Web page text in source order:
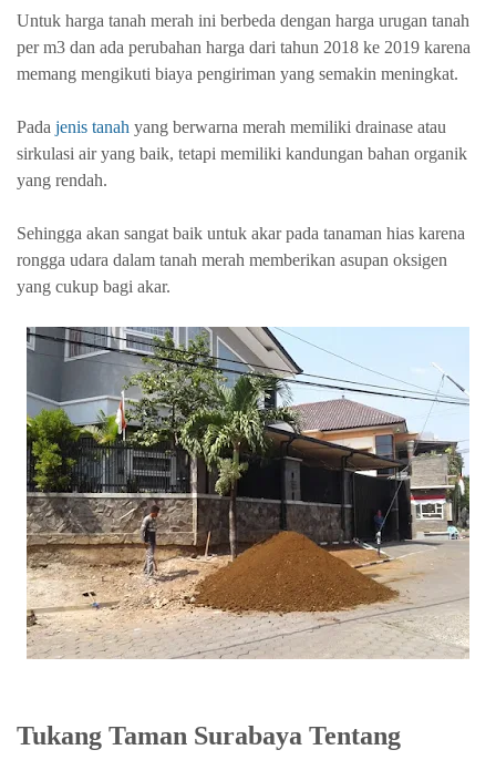
Untuk harga tanah merah ini berbeda dengan harga urugan tanah
per m3 dan ada perubahan harga dari tahun 2018 ke 2019 karena
memang mengikuti biaya pengiriman yang semakin meningkat.
Pada jenis tanah yang berwarna merah memiliki drainase atau
sirkulasi air yang baik, tetapi memiliki kandungan bahan organik
yang rendah.
Sehingga akan sangat baik untuk akar pada tanaman hias karena
rongga udara dalam tanah merah memberikan asupan oksigen
yang cukup bagi akar.
Tukang Taman Surabaya Tentang